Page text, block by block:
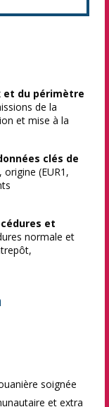
et du périmètre
de la
et mise à la
clés de
origine (EUR1,
et
normale et
soignée
et extra